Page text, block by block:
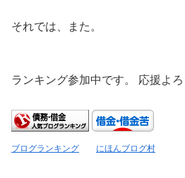
それでは、また。
ランキング参加中です。 応援よろ
ブログランキング にほんブログ村